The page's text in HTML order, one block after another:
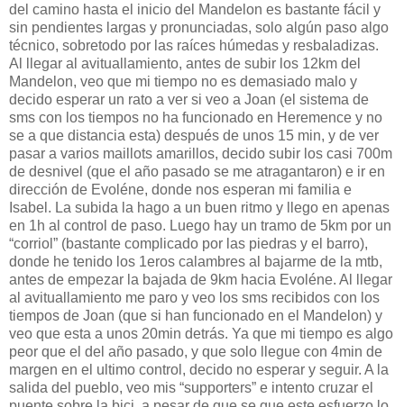
del camino hasta el inicio del Mandelon es bastante fácil y
sin pendientes largas y pronunciadas, solo algún paso algo
técnico, sobretodo por las raíces húmedas y resbaladizas.
Al llegar al avituallamiento, antes de subir los 12km del
Mandelon, veo que mi tiempo no es demasiado malo y
decido esperar un rato a ver si veo a Joan (el sistema de
sms con los tiempos no ha funcionado en Heremence y no
se a que distancia esta) después de unos 15 min, y de ver
pasar a varios maillots amarillos, decido subir los casi 700m
de desnivel (que el año pasado se me atragantaron) e ir en
dirección de Evoléne, donde nos esperan mi familia e
Isabel. La subida la hago a un buen ritmo y llego en apenas
en 1h al control de paso. Luego hay un tramo de 5km por un
“corriol” (bastante complicado por las piedras y el barro),
donde he tenido los 1eros calambres al bajarme de la mtb,
antes de empezar la bajada de 9km hacia Evoléne. Al llegar
al avituallamiento me paro y veo los sms recibidos con los
tiempos de Joan (que si han funcionado en el Mandelon) y
veo que esta a unos 20min detrás. Ya que mi tiempo es algo
peor que el del año pasado, y que solo llegue con 4min de
margen en el ultimo control, decido no esperar y seguir. A la
salida del pueblo, veo mis “supporters” e intento cruzar el